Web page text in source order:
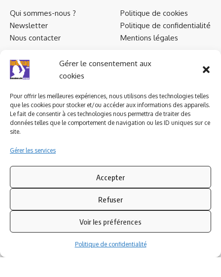
Gérer le consentement aux
cookies
Pour offrir les meilleures expériences, nous utilisons des technologies telles
que les cookies pour stocker et/ou accéder aux informations des appareils.
Le fait de consentir à ces technologies nous permettra de traiter des
données telles que le comportement de navigation ou les ID uniques sur ce
site.
Gérer les services
Accepter
Refuser
Voir les préférences
Politique de confidentialité
Qui sommes-nous ?
Newsletter
Nous contacter
Ludomag "Le Club"
Politique de cookies
Politique de confidentialité
Mentions légales
LIENS UTILES
ludoviales
PARTENAIRES